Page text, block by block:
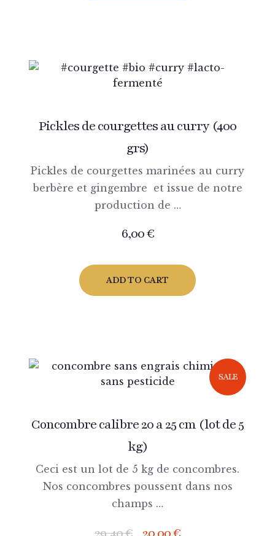
Pickles de courgettes au curry (400
grs)
Pickles de courgettes marinées au curry
berbère et gingembre et issue de notre
production de …
6,00€
ADD TO CART
SALE
Concombre calibre 20 a 25 cm (lot de 5
kg)
Ceci est un lot de 5 kg de concombres.
Nos concombres poussent dans nos
champs …